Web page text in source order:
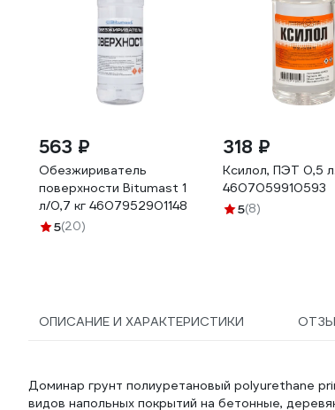
563 ₽
Обезжириватель
поверхности Bitumast 1
л/0,7 кг 4607952901148
5(20)
318 ₽
Ксилол, ПЭТ 0,5
4607059910593
5(8)
ОПИСАНИЕ И ХАРАКТЕРИСТИКИ
Доминар грунт полиуретановый polyurethane
видов напольных покрытий на бетонные,